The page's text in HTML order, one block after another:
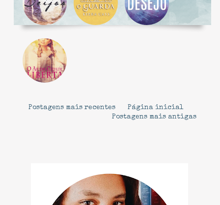
Postagens mais recentes
Postagens mais antigas
Página inicial